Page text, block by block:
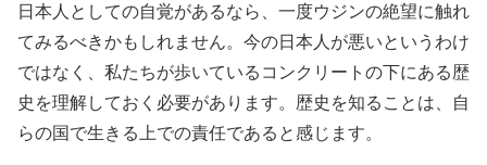
日本人としての自覚があるなら、一度ウジンの絶望に触れ
てみるべきかもしれません。今の日本人が悪いというわけ
ではなく、私たちが歩いているコンクリートの下にある歴
史を理解しておく必要があります。歴史を知ることは、自
らの国で生きる上での責任であると感じます。